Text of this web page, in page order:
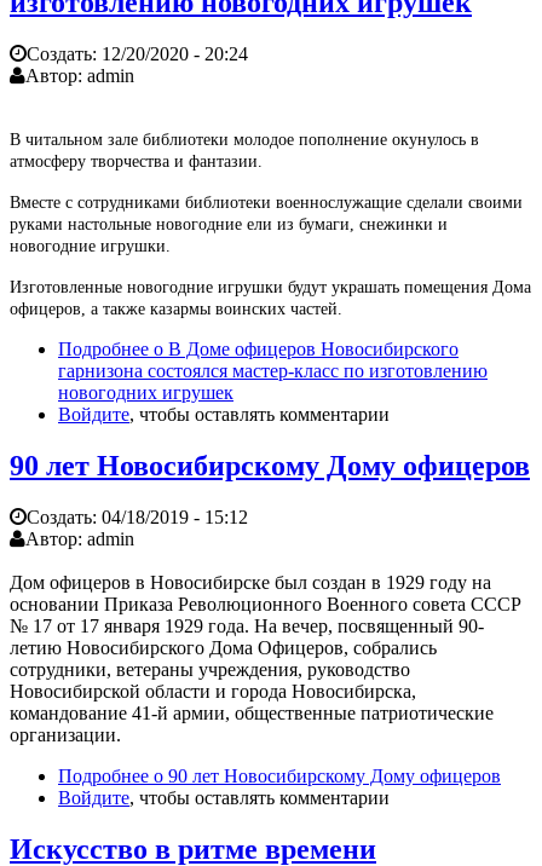
Создать: 12/20/2020 - 20:24
Автор: admin
В читальном зале библиотеки молодое пополнение окунулось в
атмосферу творчества и фантазии.
Вместе с сотрудниками библиотеки военнослужащие сделали своими
руками настольные новогодние ели из бумаги, снежинки и
новогодние игрушки.
Изготовленные новогодние игрушки будут украшать помещения Дома
офицеров, а также казармы воинских частей.
Подробнее о В Доме офицеров Новосибирского
гарнизона состоялся мастер-класс по изготовлению
новогодних игрушек
Войдите, чтобы оставлять комментарии
90 лет Новосибирскому Дому офицеров
Создать: 04/18/2019 - 15:12
Автор: admin
Дом офицеров в Новосибирске был создан в 1929 году на
основании Приказа Революционного Военного совета СССР
№ 17 от 17 января 1929 года. На вечер, посвященный 90-
летию Новосибирского Дома Офицеров, собрались
сотрудники, ветераны учреждения, руководство
Новосибирской области и города Новосибирска,
командование 41-й армии, общественные патриотические
организации.
Подробнее о 90 лет Новосибирскому Дому офицеров
Войдите, чтобы оставлять комментарии
Искусство в ритме времени